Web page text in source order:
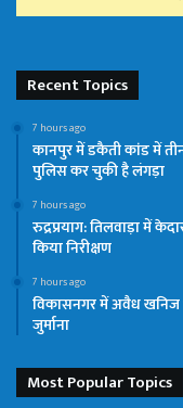
Recent Topics
7 hours ago
कानपुर में डकैती कांड में
पुलिस कर चुकी है लंगड़ा
7 hours ago
रुद्रप्रयाग: तिलवाड़ा में
किया निरीक्षण
7 hours ago
विकासनगर में अवैध खनिज
जुर्माना
Most Popular Topics